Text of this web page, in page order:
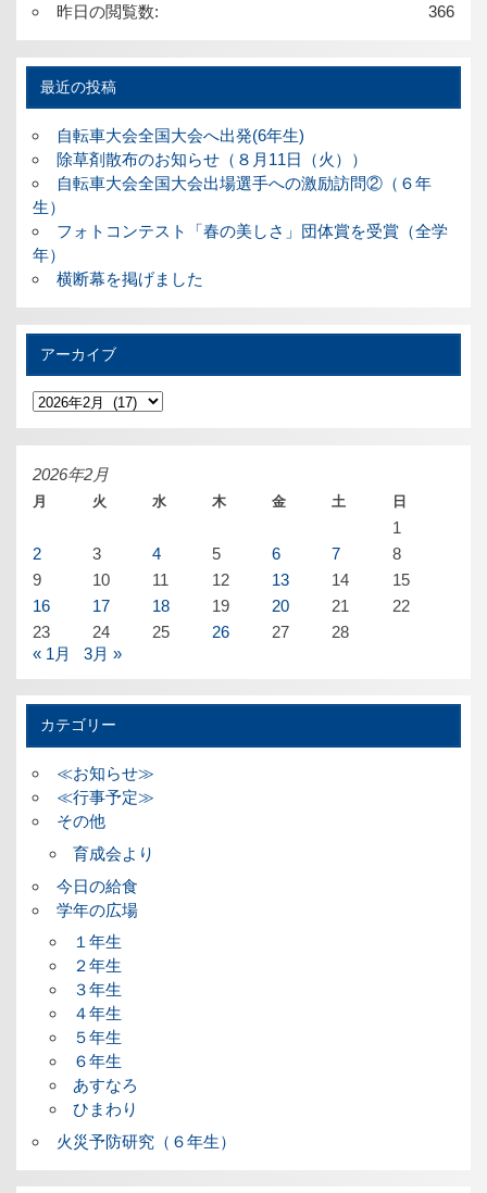
366
昨日の閲覧数:
最近の投稿
自転車大会全国大会へ出発(6年生)
除草剤散布のお知らせ（８月11日（火））
自転車大会全国大会出場選手への激励訪問②（６年
生）
フォトコンテスト「春の美しさ」団体賞を受賞（全学
年）
横断幕を掲げました
アーカイブ
ア
ー
カ
イ
2026年2月
月 火 水 木 金 土 日
1
2
3 4 5 6 7
8
9
10 11 12 13 14
15
16
17 18 19 20 21
22
23
24 25 26 27
28
« 1月
3月 »
カテゴリー
≪お知らせ≫
≪行事予定≫
その他
育成会より
今日の給食
学年の広場
１年生
２年生
３年生
４年生
５年生
６年生
あすなろ
ひまわり
火災予防研究（６年生）